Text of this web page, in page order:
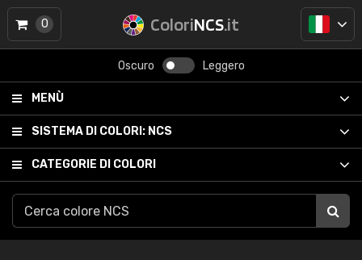
ColoriNCS.it
Oscuro Leggero
MENÙ
SISTEMA DI COLORI: NCS
CATEGORIE DI COLORI
0